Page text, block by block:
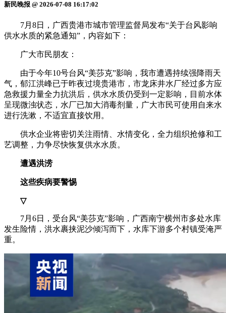
新民晚报 @ 2026-07-08 16:17:02
7月8日，广西贵港市城市管理监督局发布“关于台风影响
供水水质的紧急通知”，内容如下：
广大市民朋友：
由于今年10号台风“美莎克”影响，我市遭遇持续强降雨天
气，郁江洪峰已于昨夜过境贵港市，市龙床井水厂经过多方应
急救援力量全力抗洪后，供水水质仍受到一定影响，目前水体
呈现微浊状态，水厂已加大消毒剂量，广大市民可使用自来水
进行洗漱，不适宜直接饮用。
供水企业将密切关注雨情、水情变化，全力组织抢修和工
艺调整，力争尽快恢复供水水质。
遭遇洪涝
这些疾病要警惕
▽
7月6日，受台风“美莎克”影响，广西南宁横州市多处水库
发生险情，洪水裹挟泥沙倾泻而下，水库下游多个村镇受淹严
重。